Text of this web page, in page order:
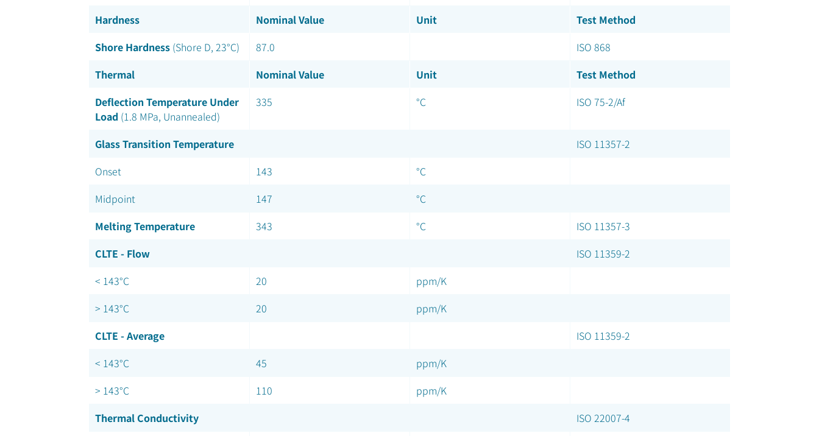
Hardness Nominal Value Unit
Test Method
Shore Hardness(Shore D, 23°C) 87.0
ISO 868
Thermal
Nominal Value Unit
Test Method
Deflection Temperature Under
Load (1.8 MPa, Unannealed)
335 °C ISO 75-2/Af
Glass Transition Temperature
ISO 11357-2
Onset
143
°C
Midpoint
147
°C
Melting Temperature
343 °C
ISO 11357-3
CLTE - Flow
ISO 11359-2
< 143°C
20
ppm/K
> 143°C
20
ppm/K
CLTE - Average
ISO 11359-2
< 143°C
45
ppm/K
> 143°C
110
ppm/K
Thermal Conductivity
ISO 22007-4